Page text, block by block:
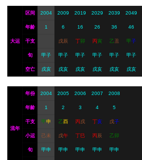
大运
区间 2004 2009 2019 2029 2039 2049
年龄 1 6 16 26 36 46
干支 戊辰 丁卯 丙寅 乙丑 甲子
旬 甲子 甲子 甲子 甲子 甲子 甲子
空亡 戌亥 戌亥 戌亥 戌亥 戌亥 戌亥
流年
年份 2004 2005 2006 2007 2008
年龄 1 2 3 4 5
干支 甲申 乙酉 丙戌 丁亥 戊子
小运 己未 戊午 丁巳 丙辰 乙卯
旬 甲申 甲申 甲申 甲申 甲申